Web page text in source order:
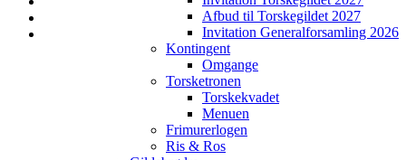
Afbud til Torskegildet 2027
Invitation Generalforsamling 2026
Kontingent
Omgange
Torsketronen
Torskekvadet
Menuen
Frimurerlogen
Ris & Ros